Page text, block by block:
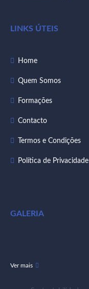
LINKS ÚTEIS
Home
Quem Somos
Formações
Contacto
Termos e Condições
Política de Privacidade
GALERIA
Ver mais